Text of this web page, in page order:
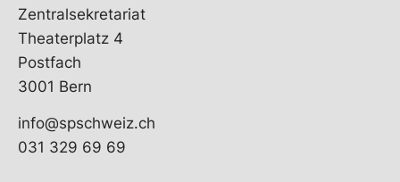
Zentralsekretariat
Theaterplatz 4
Postfach
3001 Bern
info@spschweiz.ch
031 329 69 69